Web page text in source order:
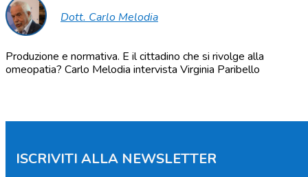
Dott. Carlo Melodia
Produzione e normativa. E il cittadino che si rivolge alla
omeopatia? Carlo Melodia intervista Virginia Paribello
ISCRIVITI ALLA NEWSLETTER